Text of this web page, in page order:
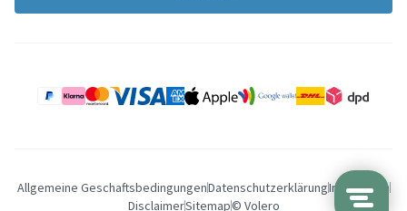
Allgemeine GeschaftsbedingungenDatenschutzerklärungImpressum
DisclaimerSitemap© Volero